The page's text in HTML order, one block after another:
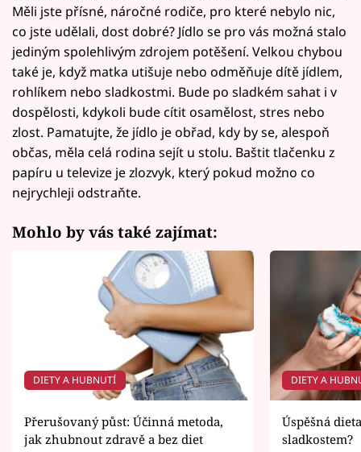
Měli jste přísné, náročné rodiče, pro které nebylo nic,
co jste udělali, dost dobré? Jídlo se pro vás možná stalo
jediným spolehlivým zdrojem potěšení. Velkou chybou
také je, když matka utišuje nebo odměňuje dítě jídlem,
rohlíkem nebo sladkostmi. Bude po sladkém sahat i v
dospělosti, kdykoli bude cítit osamělost, stres nebo
zlost. Pamatujte, že jídlo je obřad, kdy by se, alespoň
občas, měla celá rodina sejít u stolu. Baštit tlačenku z
papíru u televize je zlozvyk, který pokud možno co
nejrychleji odstraňte.
Mohlo by vás také zajímat:
DIETY A HUBNUTÍ
Přerušovaný půst: Účinná metoda,
jak zhubnout zdravě a bez diet
DIETY A
Úspěšná
sladkostem?